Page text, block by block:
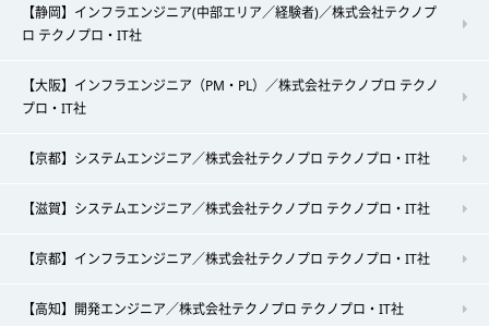
【静岡】インフラエンジニア(中部エリア／経験者)／株式会社テクノプ
ロ テクノプロ・IT社
【大阪】インフラエンジニア（PM・PL）／株式会社テクノプロ テクノ
プロ・IT社
【京都】システムエンジニア／株式会社テクノプロ テクノプロ・IT社
【滋賀】システムエンジニア／株式会社テクノプロ テクノプロ・IT社
【京都】インフラエンジニア／株式会社テクノプロ テクノプロ・IT社
【高知】開発エンジニア／株式会社テクノプロ テクノプロ・IT社